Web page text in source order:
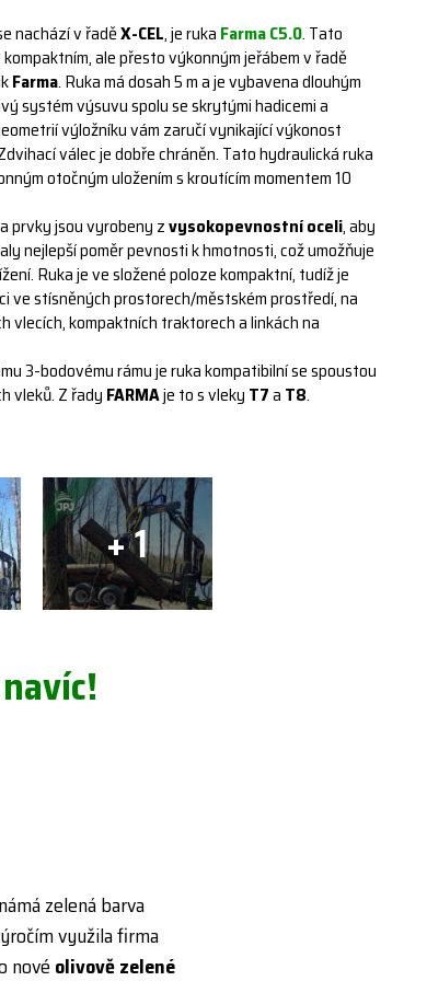
nachází v řaděX-CEL, je ruka Farma C5.0. Tato
ale přesto výkonným jeřábem v řadě
Farma. Ruka má dosah 5 m a je vybavena dlouhým
systém výsuvu spolu se skrytými hadicemi a
výložníku vám zaručí vynikající výkonost
válec je dobře chráněn. Tato hydraulická ruka
otočným uložením s kroutícím momentem 10
prvky jsou vyrobeny zvysokopevnostníoceli, aby
nejlepší poměr pevnosti k hmotnosti, což umožňuje
Ruka je ve složené poloze kompaktní, tudíž je
ve stísněných prostorech/městském prostředí, na
vlecích, kompaktních traktorech a linkách na
3-bodovému rámu je ruka kompatibilní se spoustou
vleků. Z řady FARMAje to s vleky T7a T8.
+ 1
zelená barva
využila firma
nové olivově zelené